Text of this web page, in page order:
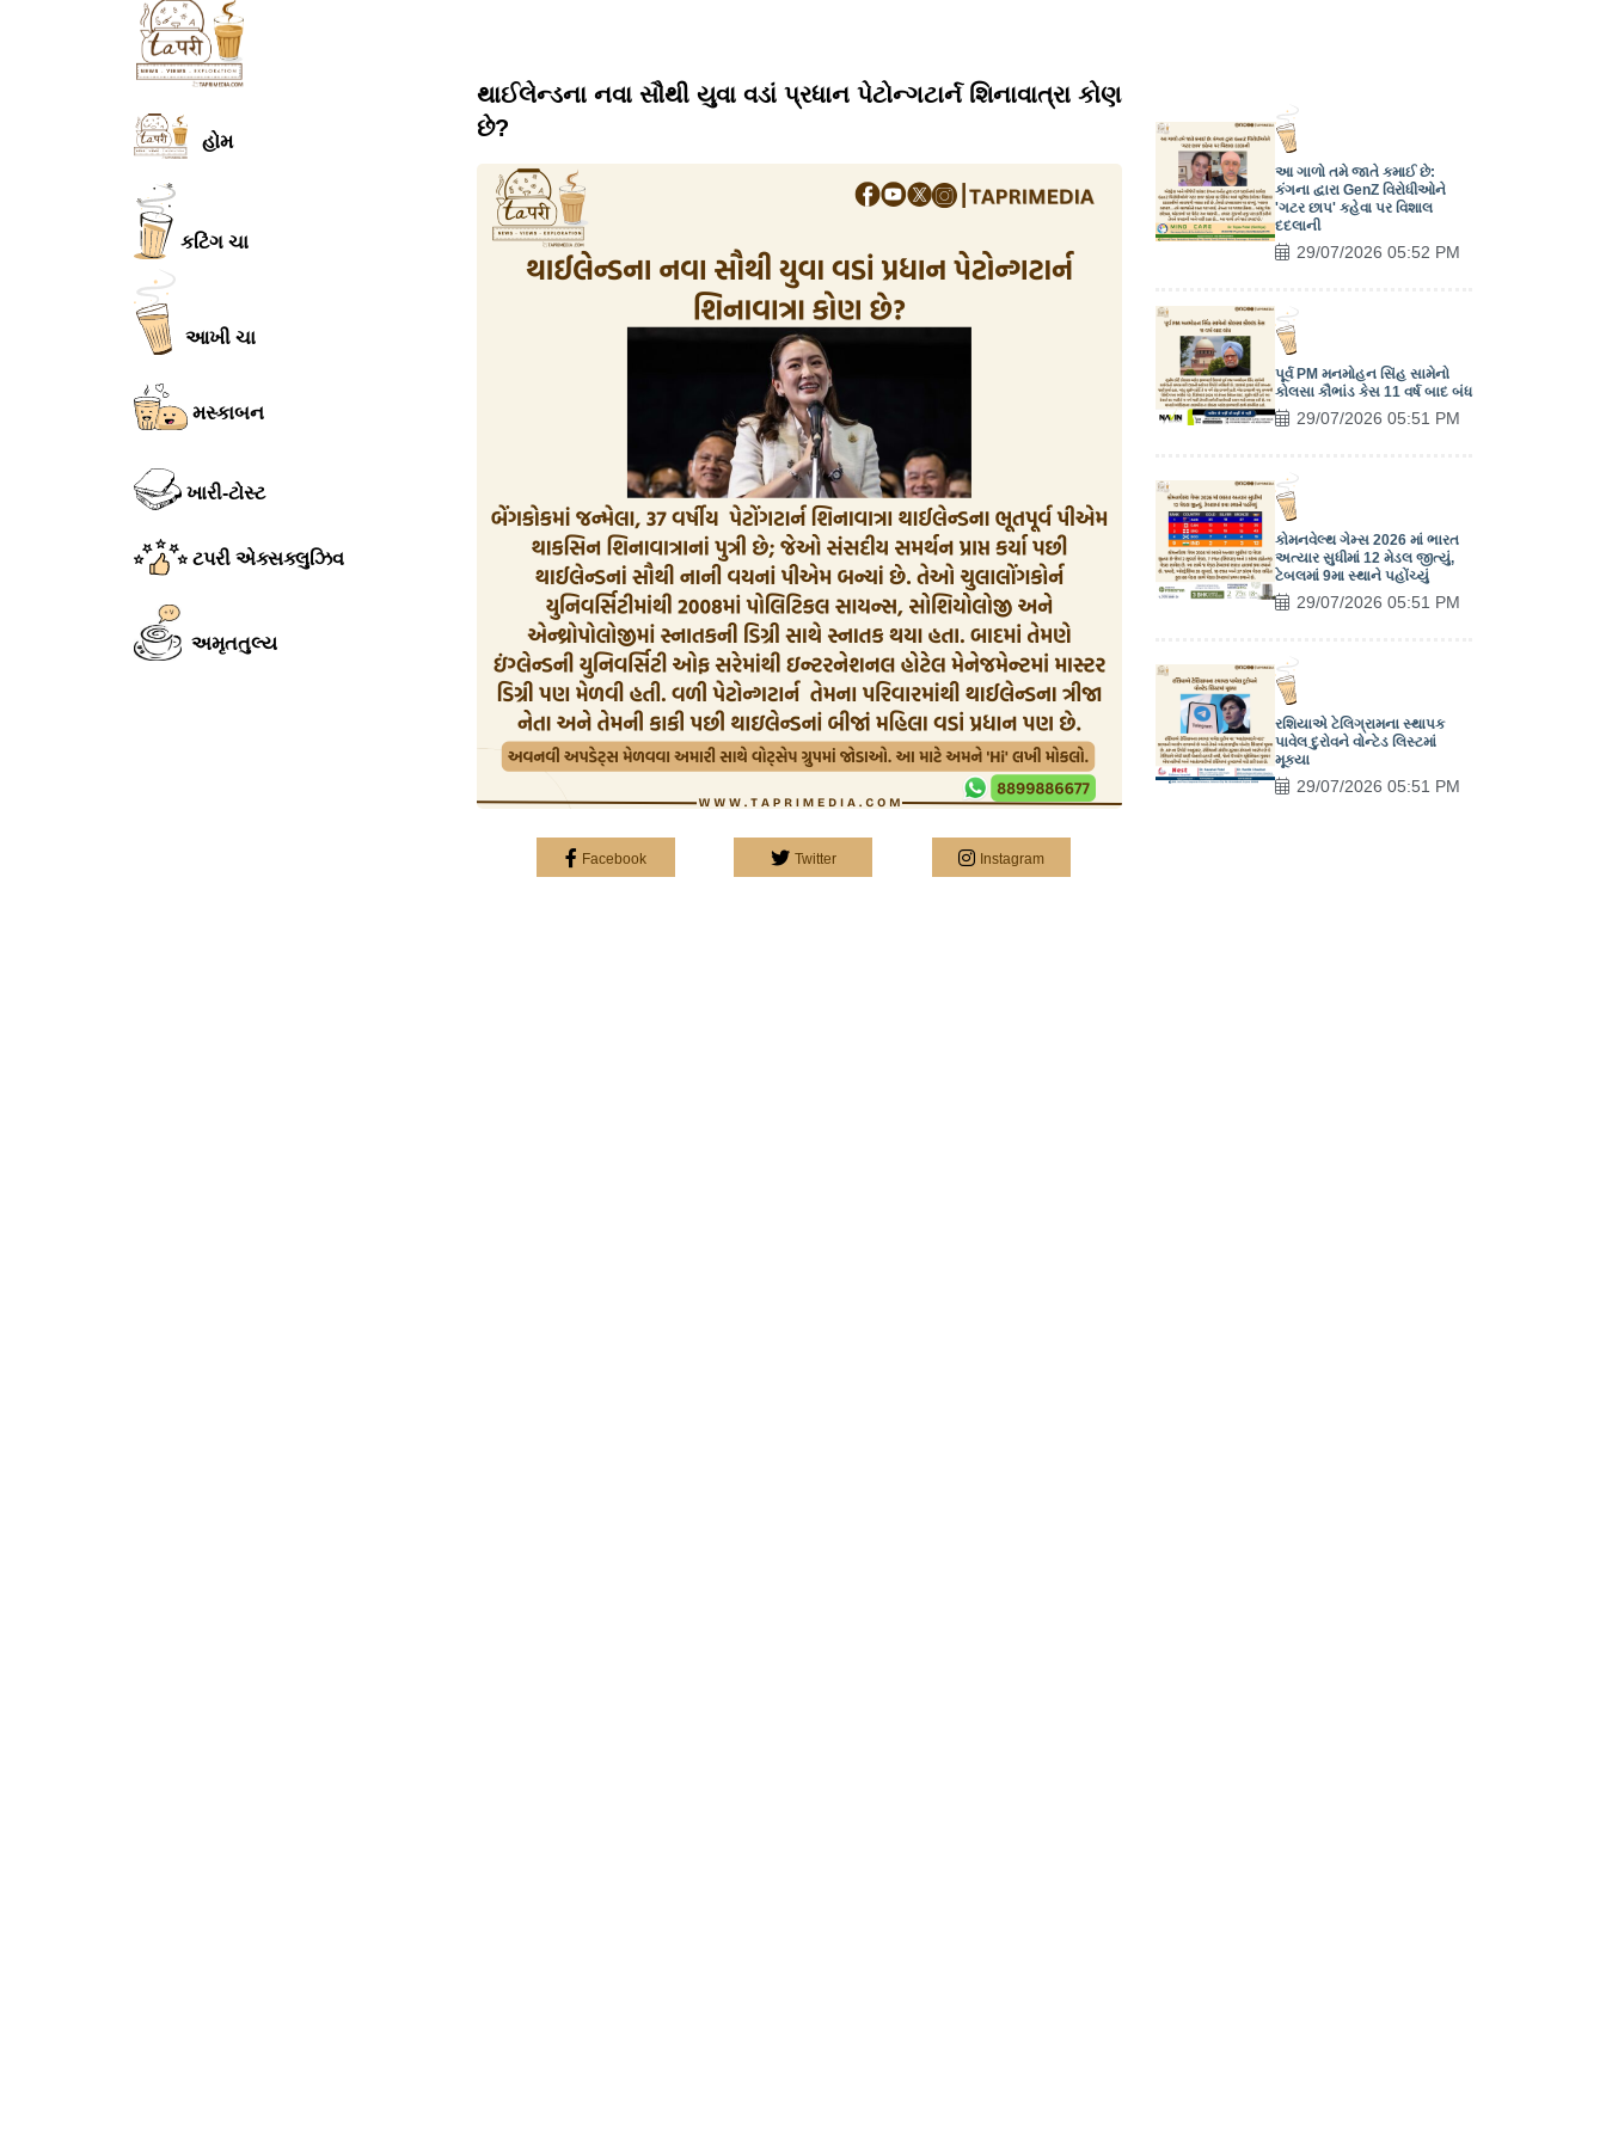
હોમ
કટિંગ ચા
આખી ચા
મસ્કાબન
ખારી-ટોસ્ટ
ટપરી એક્સક્લુઝિવ
અમૃતતુલ્ય
થાઈલેન્ડના નવા સૌથી યુવા વડાં પ્રધાન પેટોન્ગટાર્ન શિનાવાત્રા કોણ
છે?
Facebook Twitter Instagram
આ ગાળો તમે જાતે કમાઈ છે:
કંગના દ્વારા GenZ વિરોધીઓને
'ગટર છાપ' કહેવા પર વિશાલ
દદલાની
29/07/2026 05:52 PM
પૂર્વ PM મનમોહન સિંહ સામેનો
કોલસા કૌભાંડ કેસ 11 વર્ષ બાદ બંધ
29/07/2026 05:51 PM
કોમનવેલ્થ ગેમ્સ 2026 માં ભારત
અત્યાર સુધીમાં 12 મેડલ જીત્યું,
ટેબલમાં 9મા સ્થાને પહોંચ્યું
29/07/2026 05:51 PM
રશિયાએ ટેલિગ્રામના સ્થાપક
પાવેલ દુરોવને વોન્ટેડ લિસ્ટમાં
મૂક્યા
29/07/2026 05:51 PM